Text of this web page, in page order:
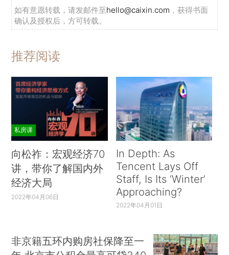
如有意愿转载，请发邮件至hello@caixin.com ，获得书面
确认及授权后，方可转载。
推荐阅读
私房课
向松祚：宏观经济70
讲，带你了解国内外
经济大局
2022年04月06日
In Depth: As
Tencent Lays Off
Staff, Is Its ‘Winter’
Approaching?
2022年04月01日
非京籍五环内购房社保降至一